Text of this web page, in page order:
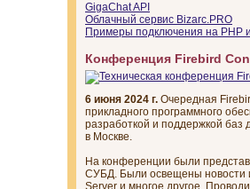
GigaChat API
Облачный сервис Bizarс.PRO
Примеры подключения на PHP
Конференция Firebird
6 июня 2024 г. Очередная
прикладного программного
разработкой и поддержкой
в Москве.
На конференции были
СУБД. Были освещены новости